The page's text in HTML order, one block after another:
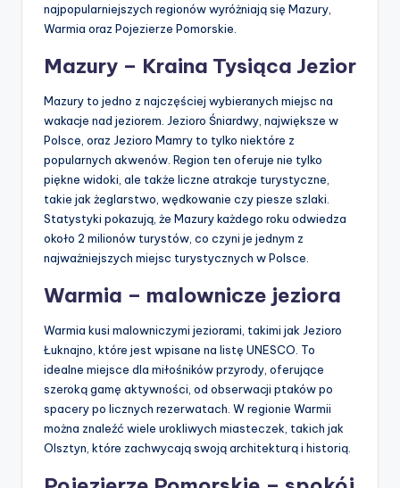
najpopularniejszych regionów wyróżniają się Mazury,
Warmia oraz Pojezierze Pomorskie.
Mazury – Kraina Tysiąca Jezior
Mazury to jedno z najczęściej wybieranych miejsc na
wakacje nad jeziorem. Jezioro Śniardwy, największe w
Polsce, oraz Jezioro Mamry to tylko niektóre z
popularnych akwenów. Region ten oferuje nie tylko
piękne widoki, ale także liczne atrakcje turystyczne,
takie jak żeglarstwo, wędkowanie czy piesze szlaki.
Statystyki pokazują, że Mazury każdego roku odwiedza
około 2 milionów turystów, co czyni je jednym z
najważniejszych miejsc turystycznych w Polsce.
Warmia – malownicze jeziora
Warmia kusi malowniczymi jeziorami, takimi jak Jezioro
Łuknajno, które jest wpisane na listę UNESCO. To
idealne miejsce dla miłośników przyrody, oferujące
szeroką gamę aktywności, od obserwacji ptaków po
spacery po licznych rezerwatach. W regionie Warmii
można znaleźć wiele urokliwych miasteczek, takich jak
Olsztyn, które zachwycają swoją architekturą i historią.